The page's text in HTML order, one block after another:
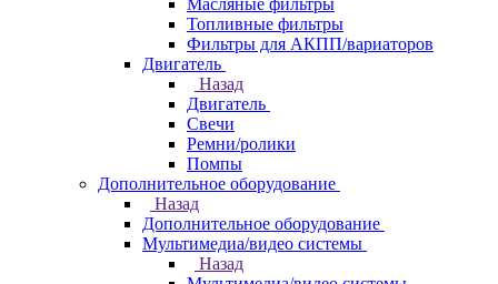
Масляные фильтры
Топливные фильтры
Фильтры для АКПП/вариаторов
Двигатель
Назад
Двигатель
Свечи
Ремни/ролики
Помпы
Дополнительное оборудование
Назад
Дополнительное оборудование
Мультимедиа/видео системы
Назад